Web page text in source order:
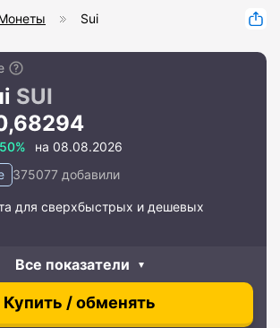
Sui
SUI
на 08.08.2026
375077 добавили
для сверхбыстрых и дешевых
Все показатели
Купить / обменять